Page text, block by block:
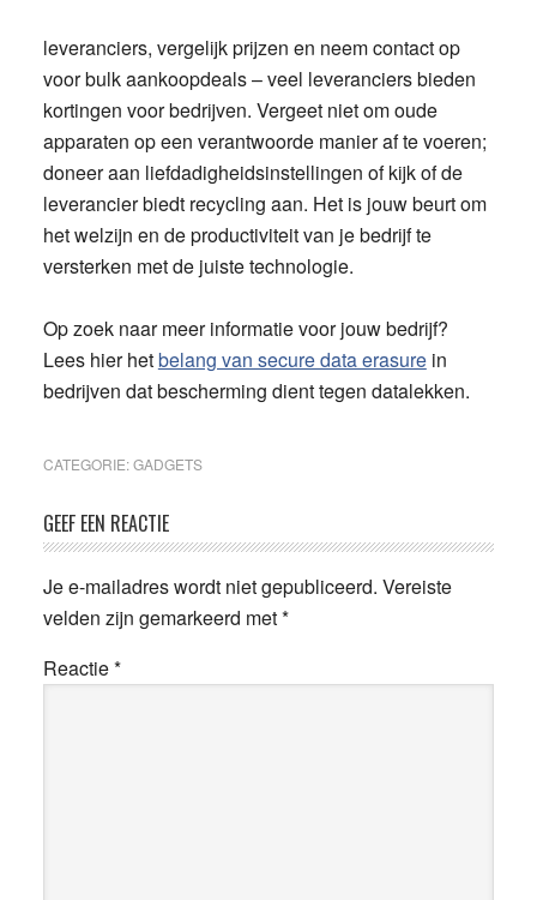
leveranciers, vergelijk prijzen en neem contact op
voor bulk aankoopdeals – veel leveranciers bieden
kortingen voor bedrijven. Vergeet niet om oude
apparaten op een verantwoorde manier af te voeren;
doneer aan liefdadigheidsinstellingen of kijk of de
leverancier biedt recycling aan. Het is jouw beurt om
het welzijn en de productiviteit van je bedrijf te
versterken met de juiste technologie.
Op zoek naar meer informatie voor jouw bedrijf?
Lees hier hetbelang van secure data erasurein
bedrijven dat bescherming dient tegen datalekken.
CATEGORIE:GADGETS
Lees
Interacties
GEEF EEN REACTIE
Je e-mailadres wordt niet gepubliceerd. Vereiste
velden zijn gemarkeerd met*
Reactie*